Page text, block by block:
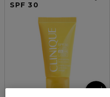
SPF 30